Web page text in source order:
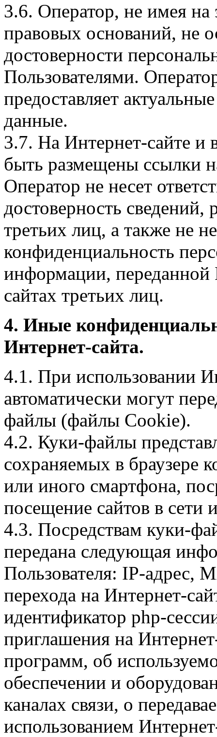
3.6. Оператор, не имея
правовых оснований, не
достоверности
Пользователями.
предоставляет
данные.
3.7. На Интернет-сайте
быть размещены ссылки
Оператор не несет
достоверность
третьих лиц, а также не
конфиденциальность
информации, переданной
сайтах третьих лиц.
4. Иные
Интернет-сайта.
4.1. При использовании
автоматически могут
файлы (файлы Cookie).
4.2. Куки-файлы
сохраняемых в браузере
или иного смартфона,
посещение сайтов в сети
4.3. Посредствам куки-
передана следующая
Пользователя: IP-адрес,
перехода на Интернет-
идентификатор php-
приглашения на
программ, об
обеспечении и
каналах связи, о
использованием